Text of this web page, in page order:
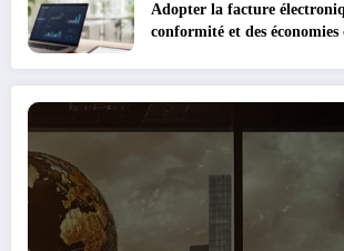
Adopter la facture
conformité et des économies